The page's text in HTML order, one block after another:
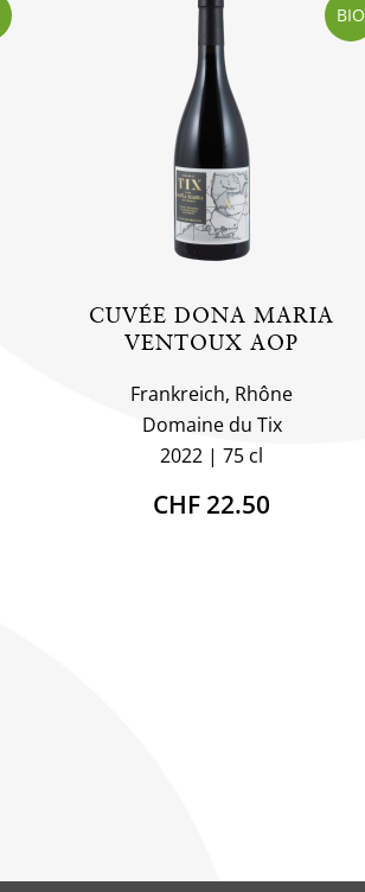
BIO
CUVÉE DONA MARIA
VENTOUX AOP
Frankreich, Rhône
Domaine du Tix
2022
75 cl
CHF 22.50